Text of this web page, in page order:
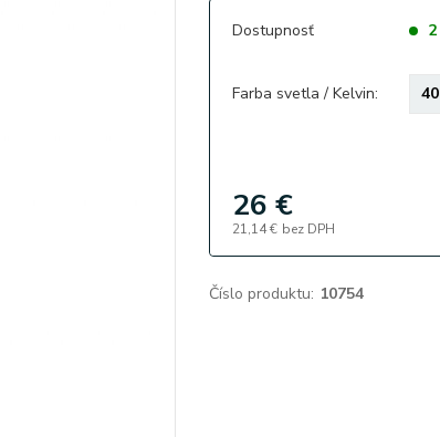
Dostupnosť
Farba svetla / Kelvin:
26 €
21,14 € bez DPH
Číslo produktu: 10754